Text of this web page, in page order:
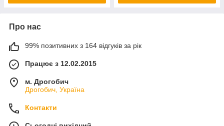
Про нас
99% позитивних з 164 відгуків за рік
Працює з 12.02.2015
м. Дрогобич
Дрогобич, Україна
Контакти